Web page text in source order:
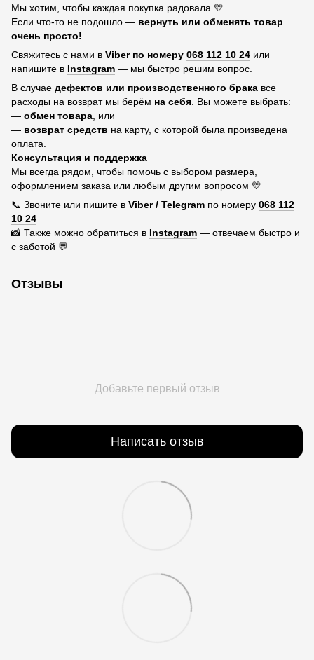
Мы хотим, чтобы каждая покупка радовала 💛
Если что-то не подошло — вернуть или обменять товар
очень просто!
Свяжитесь с нами в Viber по номеру 068 112 10 24 или
напишите в Instagram — мы быстро решим вопрос.
В случае дефектов или производственного брака все
расходы на возврат мы берём на себя . Вы можете выбрать:
— обмен товара , или
— возврат средств на карту, с которой была произведена
оплата.
Консультация и поддержка
Мы всегда рядом, чтобы помочь с выбором размера,
оформлением заказа или любым другим вопросом 💛
📞 Звоните или пишите в Viber / Telegram по номеру 068 112
10 24
📸 Также можно обратиться в Instagram — отвечаем быстро и
с заботой 💬
Отзывы
Добавьте первый отзыв
Написать отзыв